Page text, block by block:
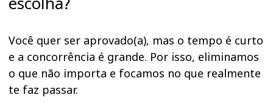
Você quer ser aprovado(a), mas o tempo é curto
e a concorrência é grande. Por isso, eliminamos
o que não importa e focamos no que realmente
te faz passar.